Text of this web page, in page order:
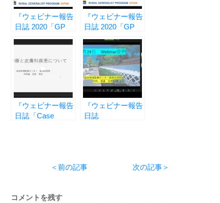
『ウェビナー報告
日誌 2020「GP
vol.2 ― 診断にお
ける不確実性の管
『ウェビナー報告
日誌 2020「GP
vol.3 ― ジェネラ
リストの高齢者ケ
ア ―』
『ウェビナー報告
日誌「Case
『ウェビナー報告
日誌
＜前の記事
次の記事＞
コメントを残す